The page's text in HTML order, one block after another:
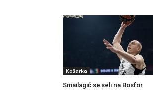
Košarka
Smailagić se seli na Bosfor